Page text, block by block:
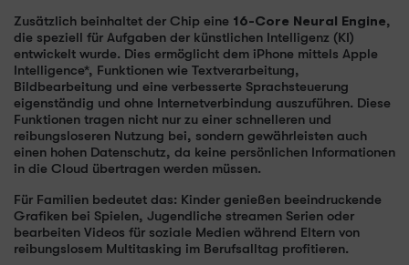
Zusätzlich beinhaltet der Chip eine 16-Core Neural Engine,
die speziell für Aufgaben der künstlichen Intelligenz (KI)
entwickelt wurde. Dies ermöglicht dem iPhone mittels Apple
Intelligence*, Funktionen wie Textverarbeitung,
Bildbearbeitung und eine verbesserte Sprachsteuerung
eigenständig und ohne Internetverbindung auszuführen. Diese
Funktionen tragen nicht nur zu einer schnelleren und
reibungsloseren Nutzung bei, sondern gewährleisten auch
einen hohen Datenschutz, da keine persönlichen Informationen
in die Cloud übertragen werden müssen.
Für Familien bedeutet das: Kinder genießen beeindruckende
Grafiken bei Spielen, Jugendliche streamen Serien oder
bearbeiten Videos für soziale Medien während Eltern von
reibungslosem Multitasking im Berufsalltag profitieren.